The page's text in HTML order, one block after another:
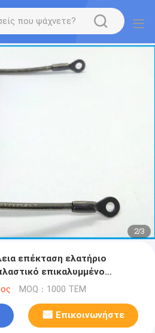
2/3
επέκταση ελατήριο
επικαλυμμένο
MOQ：1000 ΤΕΜ
Επικοινωνήστε